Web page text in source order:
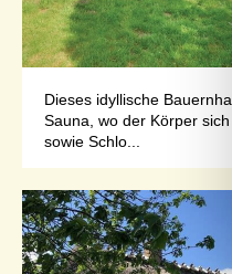
Dieses idyllische
Sauna, wo der Körper
sowie Schlo...